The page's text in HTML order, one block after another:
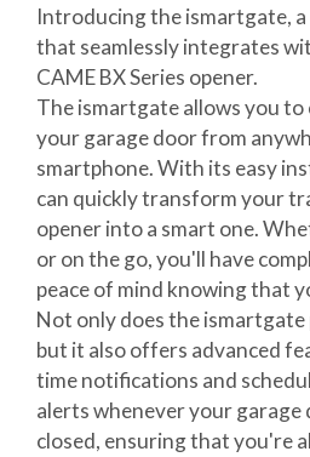
Introducing the ismartgate,
that seamlessly integrates
CAME BX Series opener.
The ismartgate allows you
your garage door from
smartphone. With its easy
can quickly transform your
opener into a smart one.
or on the go, you'll have
peace of mind knowing that
Not only does the
but it also offers advanced
time notifications and
alerts whenever your garage
closed, ensuring that you're